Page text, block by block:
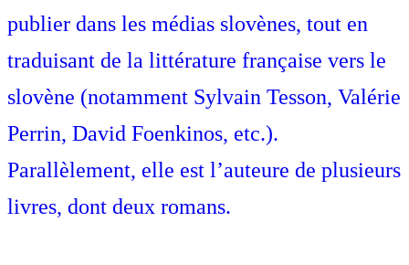
publier dans les médias slovènes, tout en
traduisant de la littérature française vers le
slovène (notamment Sylvain Tesson, Valérie
Perrin, David Foenkinos, etc.).
Parallèlement, elle est l’auteure de plusieurs
livres, dont deux romans.